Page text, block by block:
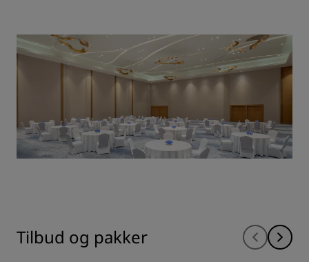
Tilbud og pakker